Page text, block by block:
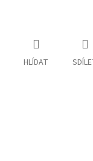
HLÍDAT